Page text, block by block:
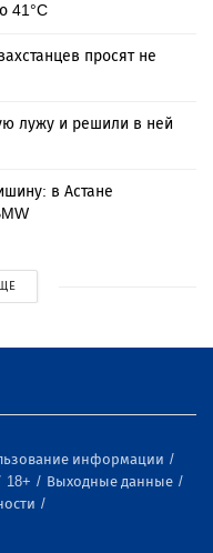
41°C
просят не
лужу и решили в ней
в Астане
информации
18+
Выходные данные